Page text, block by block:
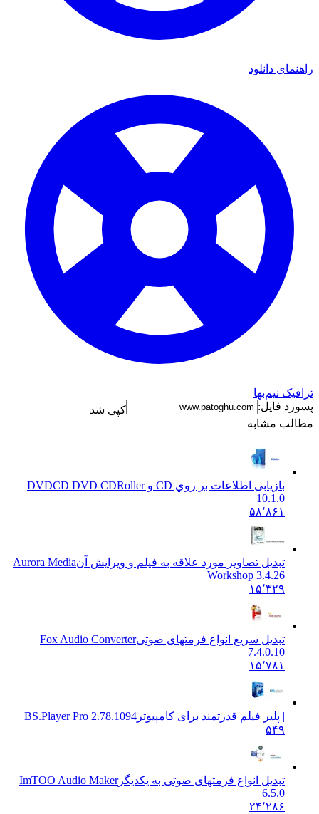
راهنمای دانلود
ترافیک نیم‌بها
پسورد فایل:
کپی شد
مطالب مشابه
بازیابی اطلاعات بر روي CD و DVD
CD DVD CDRoller
10.1.0
۵۸٬۸۶۱
تبدیل تصاویر مورد علاقه به فیلم و ویرایش آنAurora Media
Workshop 3.4.26
۱۵٬۳۲۹
تبدیل سریع انواع فرمتهای صوتیFox Audio Converter
7.4.0.10
۱۵٬۷۸۱
| پلیر فیلم قدرتمند برای کامپیوتر BS.Player Pro 2.78.1094
۵۴۹
تبدیل انواع فرمتهای صوتی به یکدیگرImTOO Audio Maker
6.5.0
۲۴٬۲۸۶